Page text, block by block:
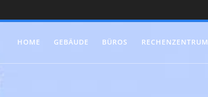
HOME GEBÄUDE BÜROS RECHENZENTRUM